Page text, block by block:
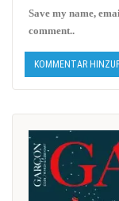
Save my name,
comment..